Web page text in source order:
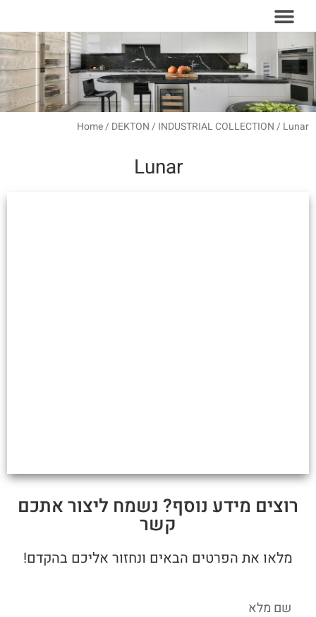
Home/ DEKTON/ INDUSTRIAL COLLECTION/ Lunar
Lunar
רוצים מידע נוסף? נשמח ליצור אתכם
קשר
מלאו את הפרטים הבאים ונחזור אליכם בהקדם!